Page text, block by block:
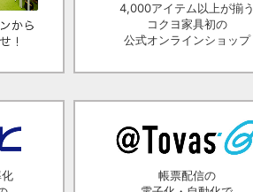
4,000アイテム以上が揃う
コクヨ家具初の
公式オンラインショップ
帳票配信の